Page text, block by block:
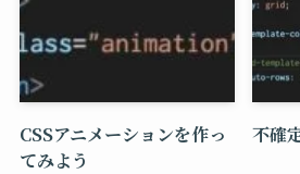
CSSアニメーションを作っ
てみよう
不確